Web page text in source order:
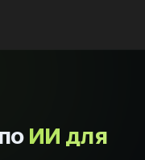
ИИ для